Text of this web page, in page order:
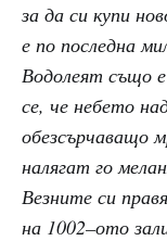
за да си купи
е по последна
Водолеят също
се, че небето
обезсърчаващо
налягат го
Везните си
на 1002–ото